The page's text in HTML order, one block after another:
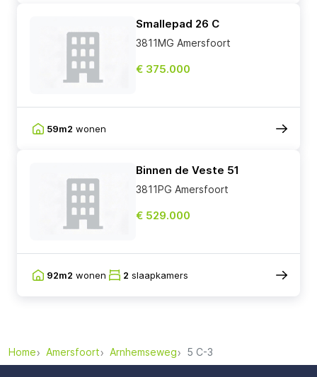
Smallepad 26 C
3811MG Amersfoort
€ 375.000
59m2 wonen
Binnen de Veste 51
3811PG Amersfoort
€ 529.000
92m2 wonen 2 slaapkamers
Home Amersfoort Arnhemseweg 5 C-3